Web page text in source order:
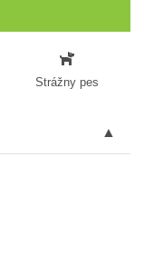
Strážny pes